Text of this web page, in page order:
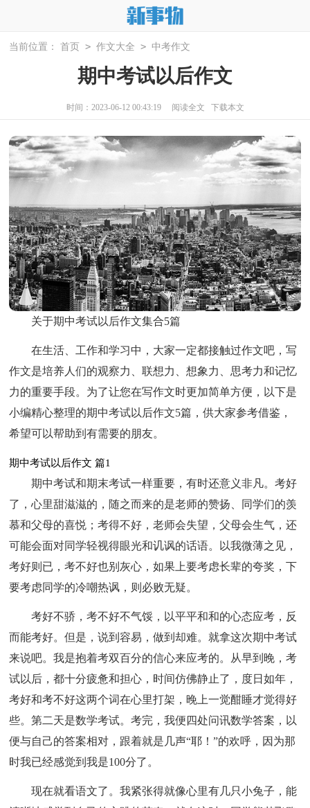
当前位置： 首页 > 作文大全 > 中考作文
期中考试以后作文
时间：2023-06-12 00:43:19 阅读全文 下载本文
关于期中考试以后作文集合5篇
在生活、工作和学习中，大家一定都接触过作文吧，写
作文是培养人们的观察力、联想力、想象力、思考力和记忆
力的重要手段。为了让您在写作文时更加简单方便，以下是
小编精心整理的期中考试以后作文5篇，供大家参考借鉴，
希望可以帮助到有需要的朋友。
期中考试以后作文 篇1
期中考试和期末考试一样重要，有时还意义非凡。考好
了，心里甜滋滋的，随之而来的是老师的赞扬、同学们的羡
慕和父母的喜悦；考得不好，老师会失望，父母会生气，还
可能会面对同学轻视得眼光和讥讽的话语。以我微薄之见，
考好则已，考不好也别灰心，如果上要考虑长辈的夸奖，下
要考虑同学的冷嘲热讽，则必败无疑。
考好不骄，考不好不气馁，以平平和和的心态应考，反
而能考好。但是，说到容易，做到却难。就拿这次期中考试
来说吧。我是抱着考双百分的信心来应考的。从早到晚，考
试以后，都十分疲惫和担心，时间仿佛静止了，度日如年，
考好和考不好这两个词在心里打架，晚上一觉酣睡才觉得好
些。第二天是数学考试。考完，我便四处问讯数学答案，以
便与自己的答案相对，跟着就是几声“耶！”的欢呼，因为那
时我已经感觉到我是100分了。
现在就看语文了。我紧张得就像心里有几只小兔子，能